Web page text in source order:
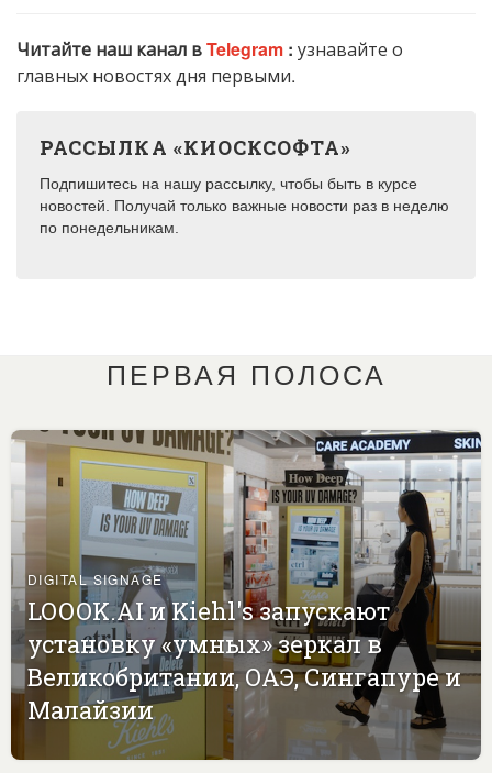
Читайте наш канал вTelegram : узнавайте о
главных новостях дня первыми.
РАССЫЛКА «КИОСКСОФТА»
Подпишитесь на нашу рассылку, чтобы быть в курсе
новостей. Получай только важные новости раз в неделю
по понедельникам.
ПЕРВАЯ ПОЛОСА
DIGITAL SIGNAGE
LOOOK.AI и Kiehl's запускают
установку «умных» зеркал в
Великобритании, ОАЭ, Сингапуре и
Малайзии